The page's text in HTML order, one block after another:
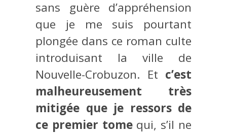
sans guère d’appréhension
que je me suis pourtant
plongée dans ce roman culte
introduisant la ville de
Nouvelle-Crobuzon. Et c’est
malheureusement très
mitigée que je ressors de
ce premier tomequi, s’il ne